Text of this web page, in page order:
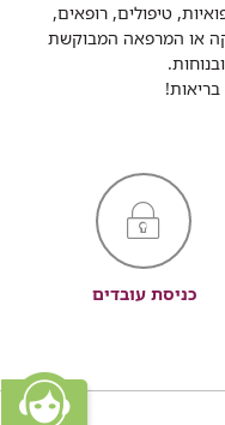
טיפולים, רופאים,
או המרפאה המבוקשת
כניסת עובדים